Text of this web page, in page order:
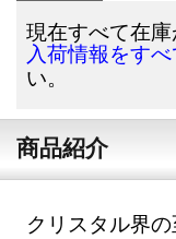
現在すべて在庫
入荷情報をす
い。
商品紹介
クリスタル界